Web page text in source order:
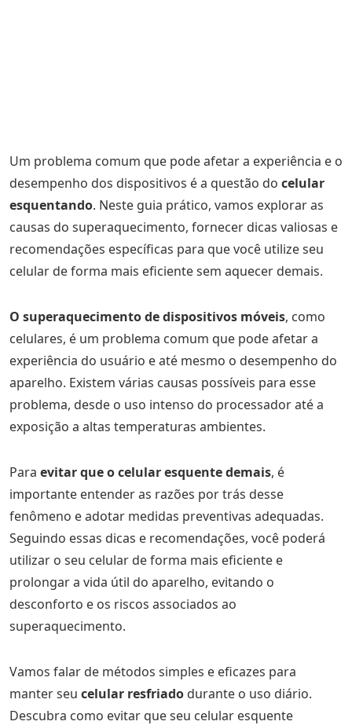
Um problema comum que pode afetar a experiência e o
desempenho dos dispositivos é a questão do celular
esquentando. Neste guia prático, vamos explorar as
causas do superaquecimento, fornecer dicas valiosas e
recomendações específicas para que você utilize seu
celular de forma mais eficiente sem aquecer demais.
O superaquecimento de dispositivos móveis, como
celulares, é um problema comum que pode afetar a
experiência do usuário e até mesmo o desempenho do
aparelho. Existem várias causas possíveis para esse
problema, desde o uso intenso do processador até a
exposição a altas temperaturas ambientes.
Para evitar que o celular esquente demais, é
importante entender as razões por trás desse
fenômeno e adotar medidas preventivas adequadas.
Seguindo essas dicas e recomendações, você poderá
utilizar o seu celular de forma mais eficiente e
prolongar a vida útil do aparelho, evitando o
desconforto e os riscos associados ao
superaquecimento.
Vamos falar de métodos simples e eficazes para
manter seu celular resfriado durante o uso diário.
Descubra como evitar que seu celular esquente